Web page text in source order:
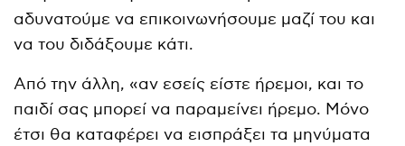
αδυνατούμε να επικοινωνήσουμε μαζί του και
να του διδάξουμε κάτι.
Από την άλλη, «αν εσείς είστε ήρεμοι, και το
παιδί σας μπορεί να παραμείνει ήρεμο. Μόνο
έτσι θα καταφέρει να εισπράξει τα μηνύματα